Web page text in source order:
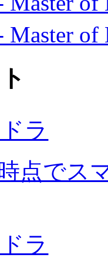
Master
ラ
点でス
ラ